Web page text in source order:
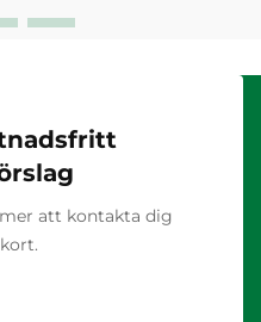
att kontakta dig